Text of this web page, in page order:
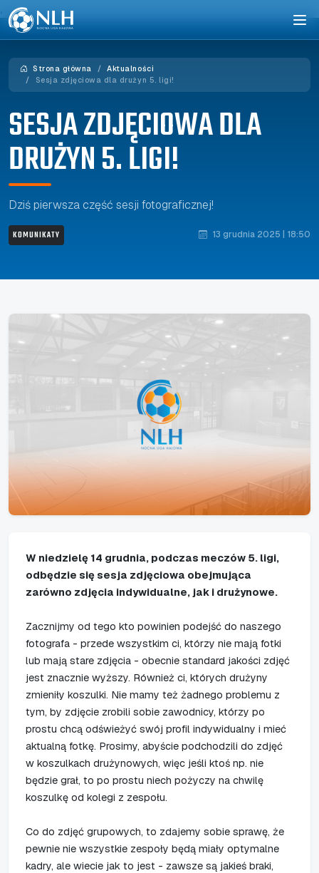
,
Strona główna
Aktualności
Sesja zdjęciowa dla drużyn 5. ligi!
SESJA ZDJĘCIOWA DLA
DRUŻYN 5. LIGI!
Dziś pierwsza część sesji fotograficznej!
KOMUNIKATY 13 grudnia 2025 | 18:50
W niedzielę 14 grudnia, podczas meczów 5. ligi,
odbędzie się sesja zdjęciowa obejmująca
zarówno zdjęcia indywidualne, jak i drużynowe.
Zacznijmy od tego kto powinien podejść do naszego
fotografa - przede wszystkim ci, którzy nie mają fotki
lub mają stare zdjęcia - obecnie standard jakości zdjęć
jest znacznie wyższy. Również ci, których drużyny
zmieniły koszulki. Nie mamy też żadnego problemu z
tym, by zdjęcie zrobili sobie zawodnicy, którzy po
prostu chcą odświeżyć swój profil indywidualny i mieć
aktualną fotkę. Prosimy, abyście podchodzili do zdjęć
w koszulkach drużynowych, więc jeśli ktoś np. nie
będzie grał, to po prostu niech pożyczy na chwilę
koszulkę od kolegi z zespołu.
Co do zdjęć grupowych, to zdajemy sobie sprawę, że
pewnie nie wszystkie zespoły będą miały optymalne
kadry, ale wiecie jak to jest - zawsze są jakieś braki,